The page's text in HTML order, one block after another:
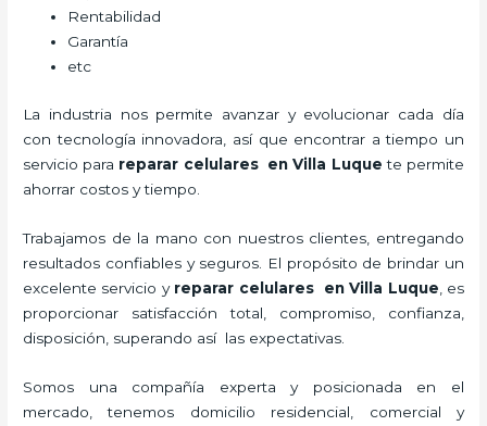
Rentabilidad
Garantía
etc
La industria nos permite avanzar y evolucionar cada día
con tecnología innovadora, así que encontrar a tiempo un
servicio para reparar celulares en Villa Luque te permite
ahorrar costos y tiempo.
Trabajamos de la mano con nuestros clientes, entregando
resultados confiables y seguros. El propósito de brindar un
excelente servicio y reparar celulares en Villa Luque , es
proporcionar satisfacción total, compromiso, confianza,
disposición, superando así las expectativas.
Somos una compañía experta y posicionada en el
mercado, tenemos domicilio residencial, comercial y